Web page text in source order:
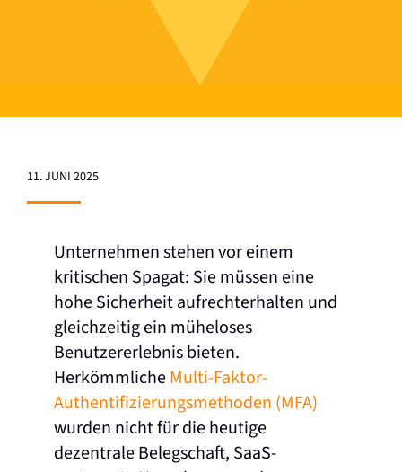
11. JUNI 2025
Unternehmen stehen vor einem
kritischen Spagat: Sie müssen eine
hohe Sicherheit aufrechterhalten und
gleichzeitig ein müheloses
Benutzererlebnis bieten.
HerkömmlicheMulti-Faktor-
Authentifizierungsmethoden (MFA)
wurden nicht für die heutige
dezentrale Belegschaft, SaaS-